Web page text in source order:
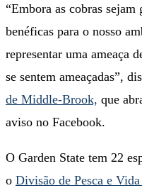
“Embora as cobras
benéficas para o nosso
representar uma ameaça
se sentem ameaçadas”,
de Middle-Brook, que
aviso no Facebook.
O Garden State tem 22
o Divisão de Pesca e